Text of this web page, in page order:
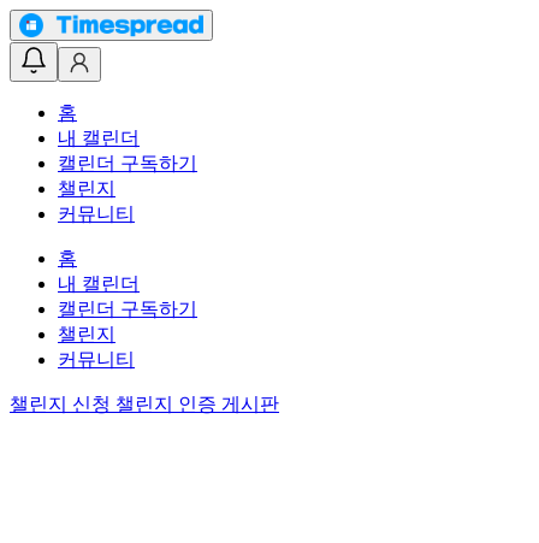
홈
내 캘린더
캘린더 구독하기
챌린지
커뮤니티
홈
내 캘린더
캘린더 구독하기
챌린지
커뮤니티
챌린지 신청 챌린지 인증 게시판